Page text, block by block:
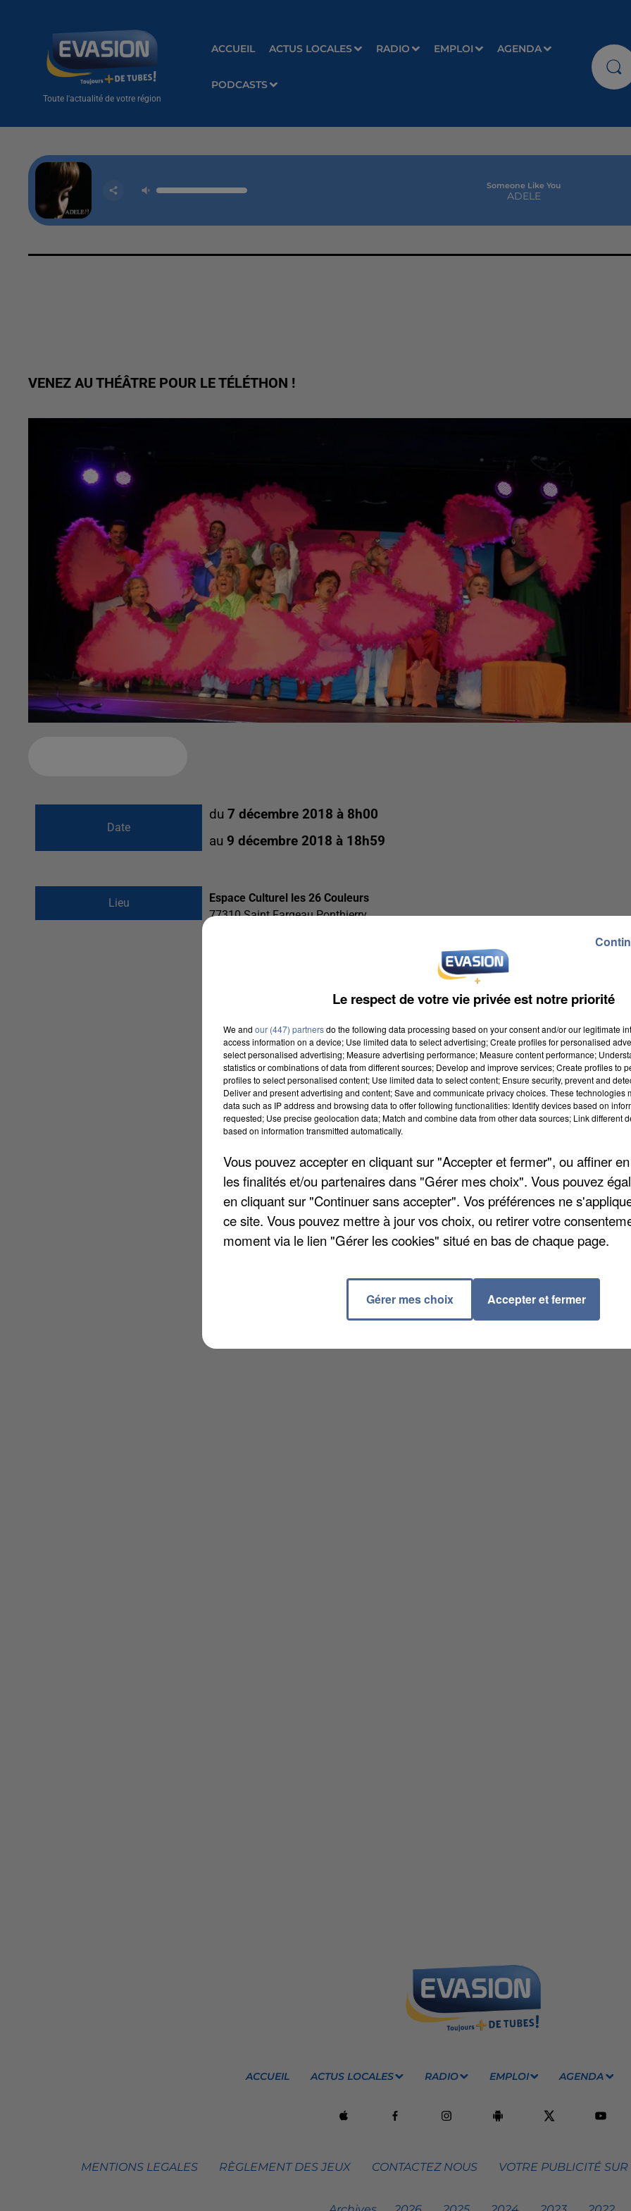
Toute l'actualité de votre région
ACCUEIL ACTUS LOCALES RADIO EMPLOI AGENDA
PODCASTS
Someone Like You
ADELE
VENEZ AU THÉÂTRE POUR LE TÉLÉTHON !
Date
du7 décembre 2018 à 8h00
au 9 décembre 2018 à 18h59
Lieu
Espace Culturel les 26 Couleurs
77310 Saint Fargeau Ponthierry
ACCUEIL ACTUS LOCALES RADIO EMPLOI AGENDA
MENTIONS LEGALES RÈGLEMENT DES JEUX CONTACTEZ NOUS VOTRE PUBLICITÉ
Le respect de votre vie privée est notre priorité
We and our (447) partnersdo the following data processing based on your consent and/or our legitimate
access information on a device; Use limited data to select advertising; Create profiles for personalised
select personalised advertising; Measure advertising performance; Measure content performance;
statistics or combinations of data from different sources; Develop and improve services; Create profiles to
profiles to select personalised content; Use limited data to select content; Ensure security, prevent and
Deliver and present advertising and content; Save and communicate privacy choices. These technologies
data such as IP address and browsing data to offer following functionalities: Identify devices based on
requested; Use precise geolocation data; Match and combine data from other data sources; Link different
based on information transmitted automatically.
Vous pouvez accepter en cliquant sur "Accepter et fermer", ou affiner
les finalités et/ou partenaires dans "Gérer mes choix". Vous pouvez
en cliquant sur "Continuer sans accepter". Vos préférences ne
ce site. Vous pouvez mettre à jour vos choix, ou retirer votre
moment via le lien "Gérer les cookies" situé en bas de chaque page.
Gérer mes choix Accepter et fermer